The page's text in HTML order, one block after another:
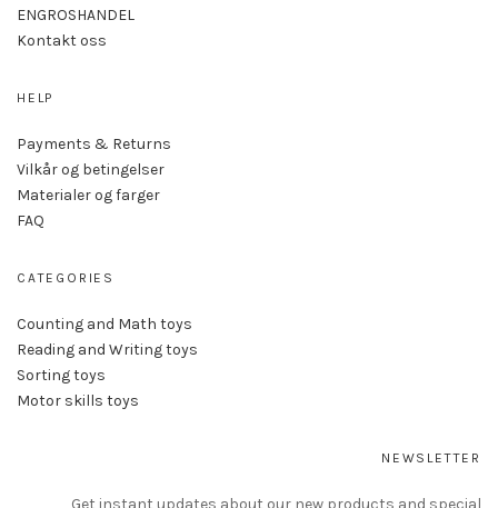
ENGROSHANDEL
Kontakt oss
HELP
Payments & Returns
Vilkår og betingelser
Materialer og farger
FAQ
CATEGORIES
Counting and Math toys
Reading and Writing toys
Sorting toys
Motor skills toys
NEWSLETTER
Get instant updates about our new products and special